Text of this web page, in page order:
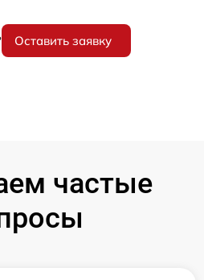
Оставить заявку
частые